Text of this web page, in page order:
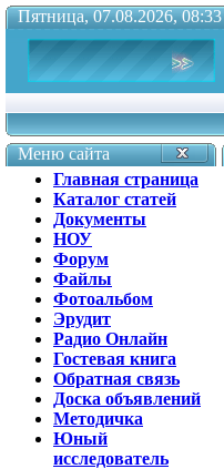
Пятница, 07.08.2026, 08:33
Меню сайта
Главная страница
Каталог статей
Документы
НОУ
Форум
Файлы
Фотоальбом
Эрудит
Радио Онлайн
Гостевая книга
Обратная связь
Доска объявлений
Методичка
Юный
исследователь